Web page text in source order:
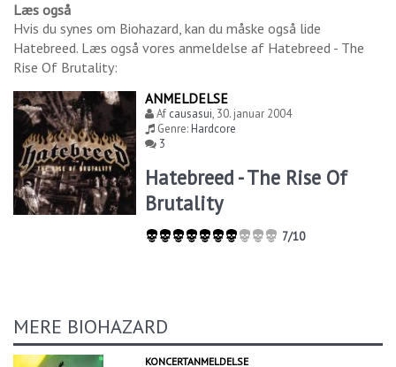
Læs også
Hvis du synes om Biohazard, kan du måske også lide
Hatebreed. Læs også vores anmeldelse af Hatebreed - The
Rise Of Brutality:
ANMELDELSE
Af causasui, 30. januar 2004
Genre:Hardcore
3
Hatebreed - The Rise Of
Brutality
7/10
MERE BIOHAZARD
KONCERTANMELDELSE